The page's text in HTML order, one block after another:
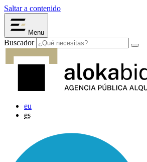
Saltar a contenido
Menu
Buscador
eu
es